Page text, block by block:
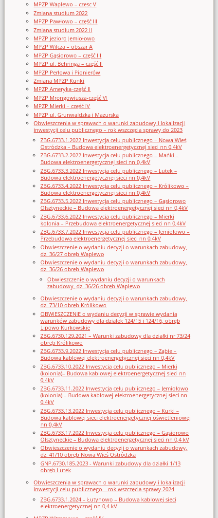
MPZP Waplewo – czesc V
Zmiana studium 2022
MPZP Pawłowo – część III
Zmiana studium 2022 II
MPZP jezioro Jemiołowo
MPZP Wilcza – obszar A
MPZP Gąsiorowo – część III
MPZP ul. Behringa – część II
MPZP Perłowa i Pionierów
Zmiana MPZP Kunki
MPZP Ameryka-część II
MPZP Mrongowiusza-część VI
MPZP Mierki – część IV
MPZP ul. Grunwaldzka i Mazurska
Obwieszczenia w sprawach o warunki zabudowy i lokalizacji
inwestycji celu publicznego – rok wszczęcia sprawy do 2023
ZBG.6733.1.2022 Inwestycja celu publicznego – Nowa Wieś
Ostródzka – Budowa elektroenergetycznej sieci nn 0,4kV
ZBG.6733.2.2022 Inwestycja celu publicznego – Mańki –
Budowa elektroenergetycznej sieci nn 0,4kV
ZBG.6733.3.2022 Inwestycja celu publicznego – Lutek –
Budowa elektroenergetycznej sieci nn 0,4kV
ZBG.6733.4.2022 Inwestycja celu publicznego – Królikowo –
Budowa elektroenergetycznej sieci nn 0,4kV
ZBG.6733.5.2022 Inwestycja celu publicznego – Gąsiorowo
Olsztyneckie – Budowa elektroenergetycznej sieci nn 0,4kV
ZBG.6733.6.2022 Inwestycja celu publicznego – Mierki
kolonia – Przebudowa elektroenergetycznej sieci nn 0,4kV
ZBG.6733.7.2022 Inwestycja celu publicznego – Jemiołowo –
Przebudowa elektroenergetycznej sieci nn 0,4kV
Obwieszczenie o wydaniu decyzji o warunkach zabudowy,
dz. 36/27 obręb Waplewo
Obwieszczenie o wydaniu decyzji o warunkach zabudowy,
dz. 36/26 obręb Waplewo
Obwieszczenie o wydaniu decyzji o warunkach
zabudowy, dz. 36/26 obręb Waplewo
Obwieszczenie o wydaniu decyzji o warunkach zabudowy,
dz. 73/10 obręb Królikowo
OBWIESZCZENIE o wydaniu decyzji w sprawie wydania
warunków zabudowy dla działek 124/15 i 124/16, obręb
Lipowo Kurkowskie
ZBG.6730.129.2021 – Warunki zabudowy dla działki nr 73/24
obręb Królikowo
ZBG.6733.9.2022 Inwestycja celu publicznego – Ząbie –
Budowa kablowej elektroenergetycznej sieci nn 0,4kV
ZBG.6733.10.2022 Inwestycja celu publicznego – Mierki
(kolonia)– Budowa kablowej elektroenergetycznej sieci nn
0,4kV
ZBG.6733.11.2022 Inwestycja celu publicznego – Jemiołowo
(kolonia) – Budowa kablowej elektroenergetycznej sieci nn
0,4kV
ZBG.6733.13.2022 Inwestycja celu publicznego – Kurki –
Budowa kablowej sieci elektroenergetycznej oświetleniowej
nn 0,4kV
ZBG.6733.17.2022 Inwestycja celu publicznego – Gąsiorowo
Olsztyneckie – Budowa elektroenergetycznej sieci nn 0,4 kV
Obwieszczenie o wydaniu decyzji o warunkach zabudowy,
dz. 41/10 obręb Nowa Wieś Ostródzka
GNP.6730.185.2023 - Warunki zabudowy dla działki 1/13
obręb Lutek
Obwieszczenia w sprawach o warunki zabudowy i lokalizacji
inwestycji celu publicznego – rok wszczęcia sprawy 2024
ZBG.6733.1.2024 – Łutynowo – Budowa kablowej sieci
elektroenergetycznej nn 0,4 kV